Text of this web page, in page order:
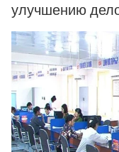
улучшению